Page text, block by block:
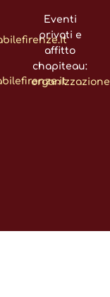
Eventi
privati e
affitto
chapiteau: